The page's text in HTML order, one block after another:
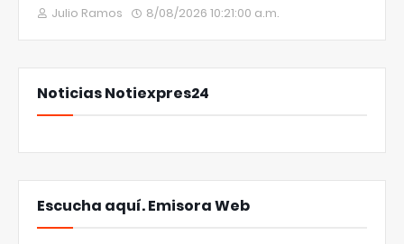
Julio Ramos 8/08/2026 10:21:00 a.m.
Noticias Notiexpres24
Escucha aquí. Emisora Web